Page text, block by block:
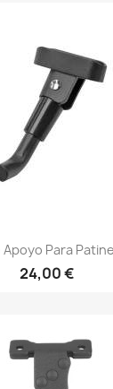
Apoyo Para
24,00 €